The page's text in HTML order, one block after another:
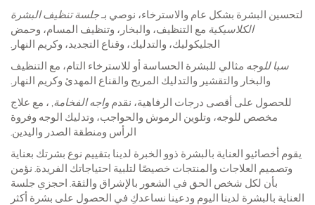
لتحسين البشرة بشكل عام والاسترخاء، نوصي بـجلسة تنظيف البشرة
الكلاسيكية مع التنظيف، والبخار، وتنظيف المسام، وحمض
الجليكوليك، والتدليك، وقناع التجديد، وكريم النهار.
سبا للوجه مثالي للبشرة الحساسة أو للاسترخاء التام، مع التنظيف
والبخار والتقشير والتدليك المريح والقناع المهدئ وكريم النهار.
للحصول على أقصى درجات الرفاهية، نقدم واجه الفخامة, ، مع علاج
مخصص للوجه، وتلوين الرموش والحواجب، وتدليك الوجه وفروة
الرأس ومنطقة الصدر واليدين.
يقوم أخصائيو العناية بالبشرة ذوو الخبرة لدينا بتقييم نوع بشرتك بعناية
وتصميم العلاجات والمنتجات خصيصًا لتلبية احتياجاتك الفريدة. نؤمن
بأن لكل شخص الحق في الشعور بالإشراق والثقة. احجزي جلسة
العناية بالبشرة لدينا اليوم ودعينا نساعدكِ في الحصول على بشرة أكثر